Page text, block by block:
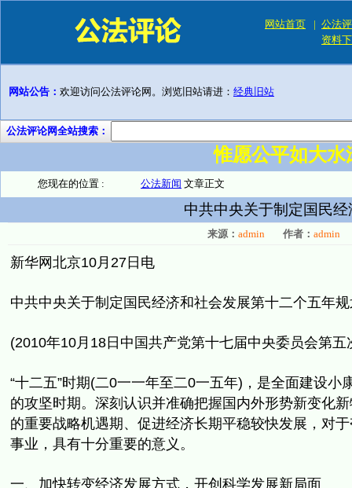
网站首页 | 公法
资料
网站公告： 欢迎访问公法评论网。浏览旧站请进： 经典旧站
公法评论网全站搜索：
惟愿公平如大
您现在的位置 : 公法新闻 文章正文
中共中央关于制定国民
来源： admin 作者： admin
新华网北京10月27日电
中共中央关于制定国民经济和社会发展第十二个五年
(2010年10月18日中国共产党第十七届中央委员会第五
“十二五”时期(二0一一年至二0一五年)， 是全面建设小
的攻坚时期。 深刻认识并准确把握国内外形势新变化新
的重要战略机遇期、 促进经济长期平稳较快发展，对
事业，具有十分重要的意义。
一、加快转变经济发展方式，开创科学发展新局面